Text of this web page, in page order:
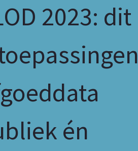
2023: dit
én